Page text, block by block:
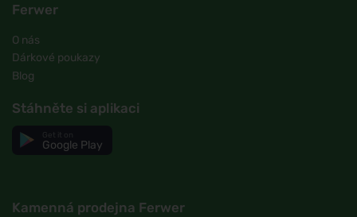
Ferwer
O nás
Dárkové poukazy
Blog
Stáhněte si aplikaci
Google Play
Kamenná prodejna Ferwer